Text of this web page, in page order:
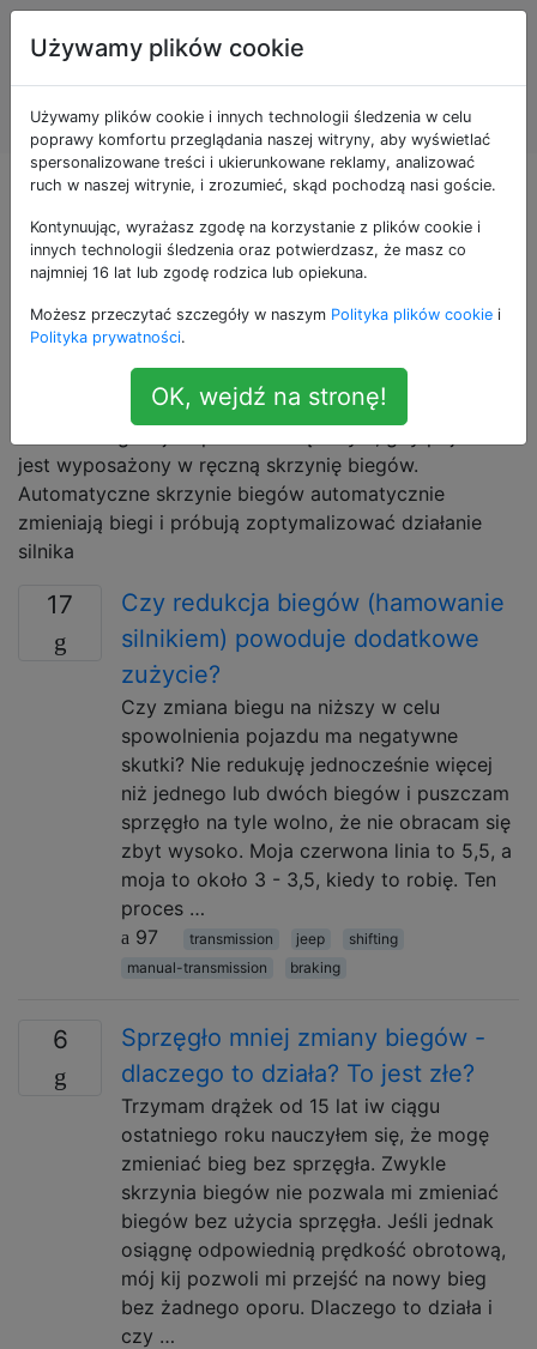
Konserwacja i
naprawa
pojazdów
silnikowych
Pytania otagowane
jako shifting
„Zmiana biegów” odnosi się do czynności polegającej
na zmianie biegów na różnej wielkości w skrzyni
biegów w celu utrzymania optymalnej mocy
wyjściowej silnika podczas przyspieszania pojazdu.
jest wyposażony w ręczną skrzynię biegów.
Automatyczne skrzynie biegów automatycznie
zmieniają biegi i próbują zoptymalizować działanie
silnika
17
Czy redukcja biegów (hamowanie
silnikiem) powoduje dodatkowe
zużycie?
Czy zmiana biegu na niższy w celu
spowolnienia pojazdu ma negatywne
skutki? Nie redukuję jednocześnie więcej
niż jednego lub dwóch biegów i puszczam
sprzęgło na tyle wolno, że nie obracam się
zbyt wysoko. Moja czerwona linia to 5,5, a
moja to około 3 - 3,5, kiedy to robię. Ten
proces …
97
transmission jeep
shifting
manual-transmission
braking
6
Sprzęgło mniej zmiany biegów -
dlaczego to działa? To jest złe?
Trzymam drążek od 15 lat iw ciągu
ostatniego roku nauczyłem się, że mogę
zmieniać bieg bez sprzęgła. Zwykle
skrzynia biegów nie pozwala mi zmieniać
biegów bez użycia sprzęgła. Jeśli jednak
osiągnę odpowiednią prędkość obrotową,
mój kij pozwoli mi przejść na nowy bieg
bez żadnego oporu. Dlaczego to działa i
czy …
Używamy plików cookie
Używamy plików cookie i innych technologii śledzenia w celu
poprawy komfortu przeglądania naszej witryny, aby wyświetlać
spersonalizowane treści i ukierunkowane reklamy, analizować
ruch w naszej witrynie, i zrozumieć, skąd pochodzą nasi goście.
Kontynuując, wyrażasz zgodę na korzystanie z plików cookie i
innych technologii śledzenia oraz potwierdzasz, że masz co
najmniej 16 lat lub zgodę rodzica lub opiekuna.
Możesz przeczytać szczegóły w naszym Polityka plików cookie i
Polityka prywatności.
OK, wejdź na stronę!